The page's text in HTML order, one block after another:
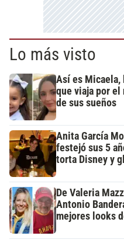
Lo más visto
Así es Micaela,
que viaja por
de sus sueños
Anita García
festejó sus 5
torta Disney y
De Valeria
Antonio
mejores looks